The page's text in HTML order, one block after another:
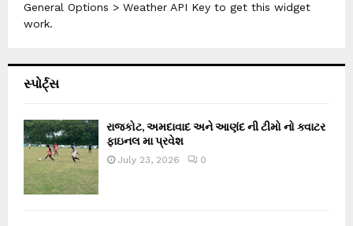
General Options > Weather API Key to get this widget
work.
સ્પોર્ટ્સ
રાજકોટ, અમદાવાદ અને આણંદ ની ટીમો નો ક્વાટર
ફાઇનલ મા પ્રવેશ
July 23, 2026 0